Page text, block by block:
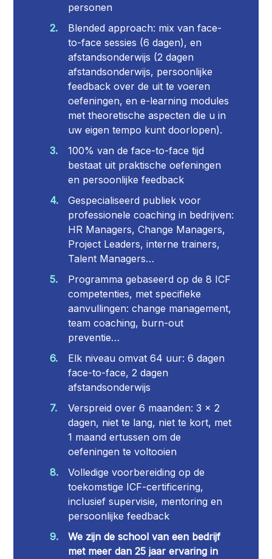
personen
Blended approach: mix van face-
to-face sessies (6 dagen), en
afstandsonderwijs (2 dagen
afstandsonderwijs, persoonlijke
feedback over de uit te voeren
oefeningen, en e-learning modules
met theoretische aspecten die u in
uw eigen tempo kunt doorlopen).
100% van de face-to-face tijd
bestaat uit praktische oefeningen
en persoonlijke feedback
Gespecialiseerd publiek voor
professionele coaching in bedrijven:
HR Managers, Change Managers,
Project Leaders, interne trainers,
Talent Managers…
Programma gebaseerd op de 8 ICF
competenties, met specifieke
aanvullingen: change management,
team coaching, burn-out
preventie…
Elk niveau omvat 64 uur: 6 dagen
face-to-face, 2 dagen
afstandsonderwijs
Verspreid over 6 maanden: 3 x 2
dagen, niet te lang, niet te kort, met
1 maand ertussen om de
oefeningen te voltooien
Volledige voorbereiding op de
toekomstige ICF-certificering,
inclusief supervisie, mentoring en
persoonlijke feedback
We zijn de school van een bedrijf
met meer dan 25 jaar ervaring in